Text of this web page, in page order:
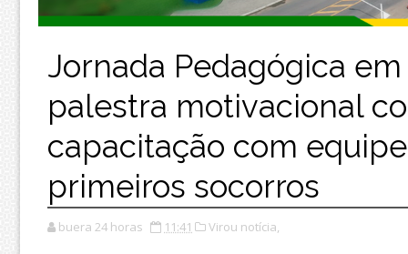
Jornada Pedagógica
palestra motivacional
capacitação com
primeiros socorros
buera 24 horas 11:41 Virou notícia,